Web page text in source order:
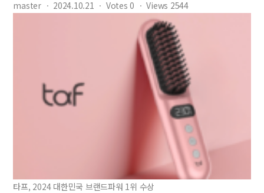
master ㆍ 2024.10.21 ㆍ Votes 0 ㆍ Views 2544
타프, 2024 대한민국 브랜드파워 1위 수상